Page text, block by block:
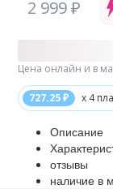
2 999 ₽
727.25 ₽ x 4
Цена онлайн и в
Описание
отзывы
наличие в